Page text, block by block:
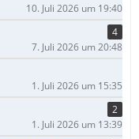
10. Juli 2026 um 19:40
4
7. Juli 2026 um 20:48
1. Juli 2026 um 15:35
2
1. Juli 2026 um 13:39